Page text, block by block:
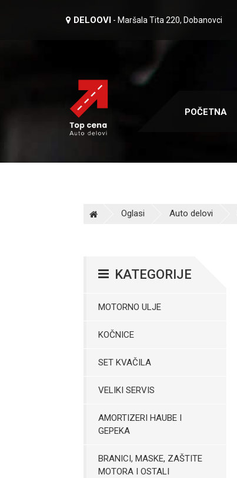
DELOOVI - Maršala Tita 220, Dobanovci
POČETNA
Oglasi Auto delovi
KATEGORIJE
MOTORNO ULJE
KOČNICE
SET KVAČILA
VELIKI SERVIS
AMORTIZERI HAUBE I
GEPEKA
BRANICI, MASKE, ZAŠTITE
MOTORA I OSTALI